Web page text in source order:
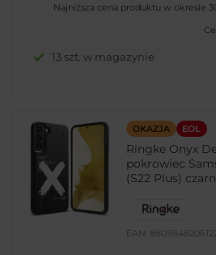
Najniższa cena produktu w okresie
13 szt. w magazynie
OKAZJA EOL
Ringke Onyx
pokrowiec
(S22 Plus)
EAN: 8809848206122